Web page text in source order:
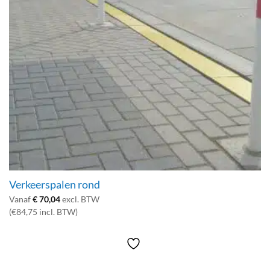
Verkeerspalen rond
Vanaf€70,04excl. BTW
(€84,75 incl. BTW)